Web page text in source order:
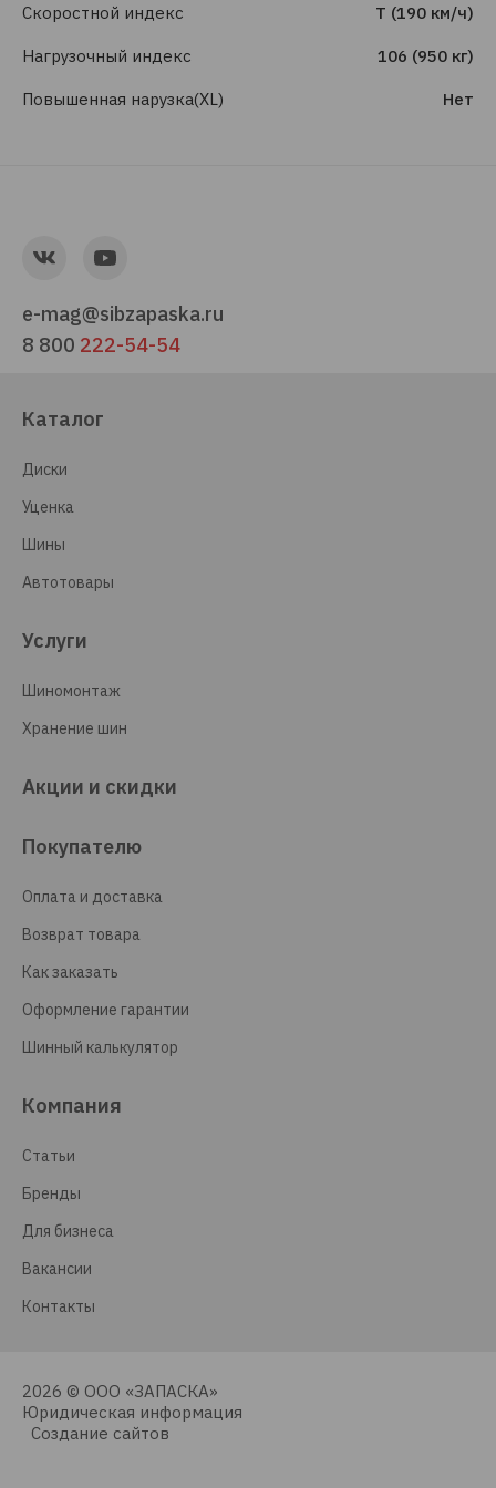
Скоростной индекс T (190 км/ч)
Нагрузочный индекс 106 (950 кг)
Повышенная нарузка(XL) Нет
e-mag@sibzapaska.ru
8 800 222-54-54
Каталог
Диски
Уценка
Шины
Автотовары
Услуги
Шиномонтаж
Хранение шин
Акции и скидки
Покупателю
Оплата и доставка
Возврат товара
Как заказать
Оформление гарантии
Шинный калькулятор
Компания
Статьи
Бренды
Для бизнеса
Вакансии
Контакты
2026 © ООО «ЗАПАСКА»
Юридическая информация
Создание сайтов